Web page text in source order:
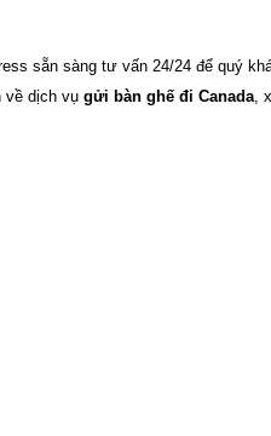
sẵn sàng tư vấn 24/24 để quý
về dịch vụ gửi bàn ghế đi Canada ,